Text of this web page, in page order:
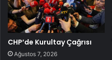
CHP’de Kurultay Çağrısı
Ağustos 7, 2026